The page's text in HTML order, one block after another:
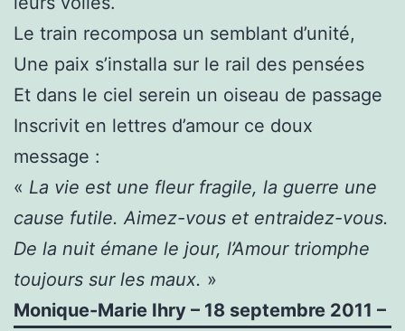
Le train recomposa un semblant d’unité,
Une paix s’installa sur le rail des pensées
Et dans le ciel serein un oiseau de passage
Inscrivit en lettres d’amour ce doux
message :
« La vie est une fleur fragile, la guerre une
cause futile. Aimez-vous et entraidez-vous.
De la nuit émane le jour, l’Amour triomphe
toujours sur les maux. »
Monique-Marie Ihry – 18 septembre 2011 –